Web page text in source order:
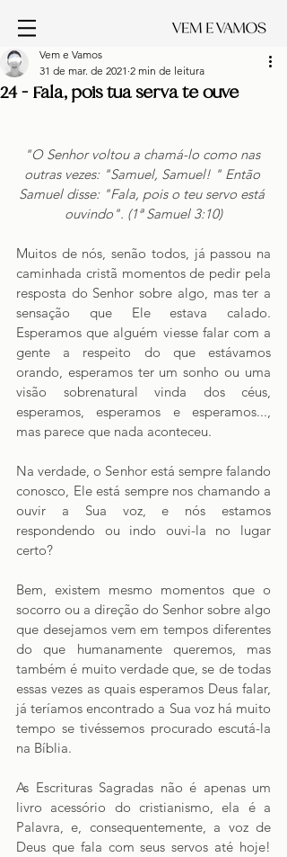
24 - Fala, pois tua serva te ouve
Vem e Vamos
31 de mar. de 2021 2 min de leitura
"O Senhor voltou a chamá-lo como nas
outras vezes: "Samuel, Samuel! " Então
Samuel disse: "Fala, pois o teu servo está
ouvindo". (1ª Samuel 3:10)
Muitos de nós, senão todos, já passou na
caminhada cristã momentos de pedir pela
resposta do Senhor sobre algo, mas ter a
sensação que Ele estava calado.
Esperamos que alguém viesse falar com a
gente a respeito do que estávamos
orando, esperamos ter um sonho ou uma
visão sobrenatural vinda dos céus,
esperamos, esperamos e esperamos...,
mas parece que nada aconteceu.
Na verdade, o Senhor está sempre falando
conosco, Ele está sempre nos chamando a
ouvir a Sua voz, e nós estamos
respondendo ou indo ouvi-la no lugar
certo?
Bem, existem mesmo momentos que o
socorro ou a direção do Senhor sobre algo
que desejamos vem em tempos diferentes
do que humanamente queremos, mas
também é muito verdade que, se de todas
essas vezes as quais esperamos Deus falar,
já teríamos encontrado a Sua voz há muito
tempo se tivéssemos procurado escutá-la
na Bíblia.
As Escrituras Sagradas não é apenas um
livro acessório do cristianismo, ela é a
Palavra, e, consequentemente, a voz de
Deus que fala com seus servos até hoje!